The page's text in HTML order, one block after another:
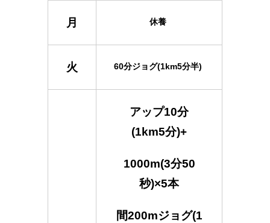
月 休養
火 60分ジョグ(1km5分半)
アップ10分
(1km5分)+
1000m(3分50
秒)×5本
間200mジョグ(1